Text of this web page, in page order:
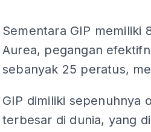
Sementara GIP memiliki
Aurea, pegangan
sebanyak 25 peratus,
GIP dimiliki sepenuhnya
terbesar di dunia, yang